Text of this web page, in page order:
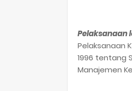
Pelaksanaan
Pelaksanaan
1996 tentang
Manajemen